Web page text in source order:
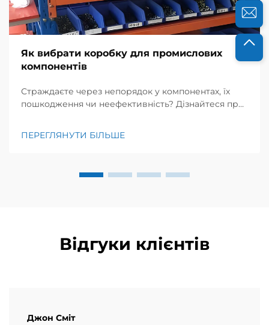
Як вибрати коробку для промислових
компонентів
Страждаєте через непорядок у компонентах, їх
пошкодження чи неефективність? Дізнайтеся про
конструкція, сумісність, можливості
ПЕРЕГЛЯНУТИ БІЛЬШЕ
Відгуки клієнтів
Джон Сміт